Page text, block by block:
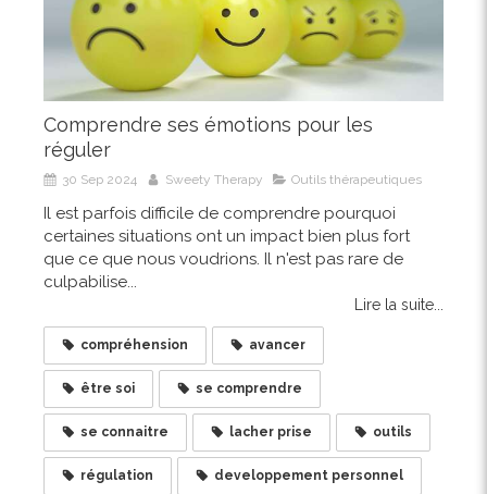
Comprendre ses émotions pour les
réguler
30 Sep 2024 Sweety Therapy Outils thérapeutiques
Il est parfois difficile de comprendre pourquoi
certaines situations ont un impact bien plus fort
que ce que nous voudrions. Il n'est pas rare de
culpabilise...
Lire la suite...
compréhension avancer
être soi se comprendre
se connaitre lacher prise outils
régulation developpement personnel